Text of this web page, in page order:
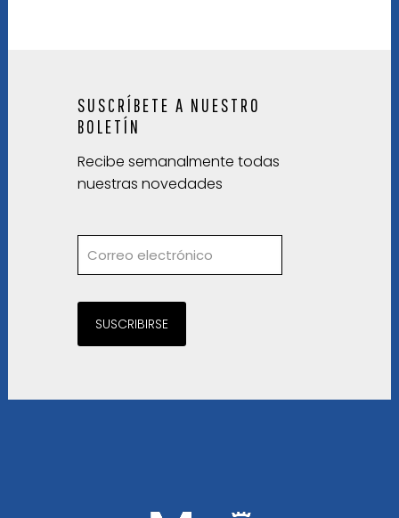
SUSCRÍBETE A NUESTRO
BOLETÍN
Recibe semanalmente todas
nuestras novedades
SUSCRIBIRSE